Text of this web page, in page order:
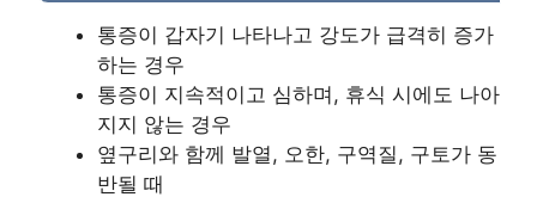
통증이 갑자기 나타나고 강도가 급격히 증가
하는 경우
통증이 지속적이고 심하며, 휴식 시에도 나아
지지 않는 경우
옆구리와 함께 발열, 오한, 구역질, 구토가 동
반될 때